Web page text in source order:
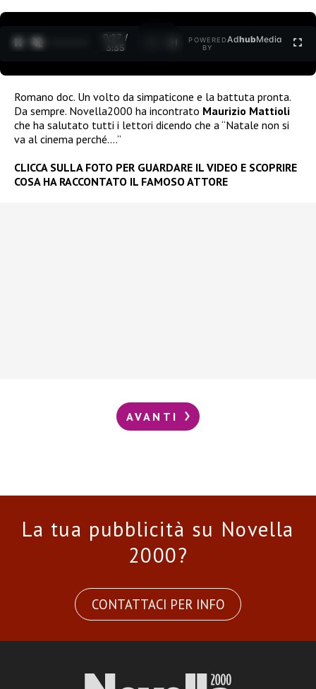
0:27 /
3:35
POWERED
BY
AdhubMedia
Romano doc. Un volto da simpaticone e la battuta pronta.
Da sempre. Novella2000 ha incontrato Maurizio Mattioli
che ha salutato tutti i lettori dicendo che a “Natale non si
va al cinema perché….”
CLICCA SULLA FOTO PER GUARDARE IL VIDEO E SCOPRIRE
COSA HA RACCONTATO IL FAMOSO ATTORE
AVANTI
La tua pubblicità su Novella
2000?
CONTATTACI PER INFO